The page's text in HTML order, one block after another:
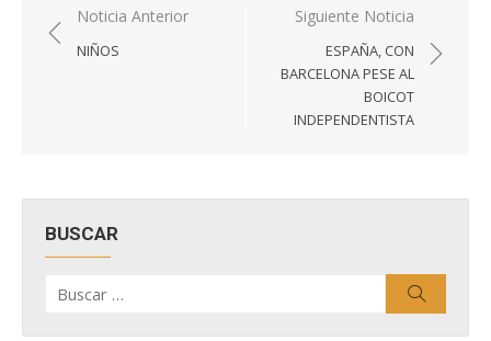
Navegación
de
Noticia Anterior
NIÑOS
Siguiente Noticia
ESPAÑA, CON
BARCELONA PESE AL
BOICOT
INDEPENDENTISTA
BUSCAR
por: